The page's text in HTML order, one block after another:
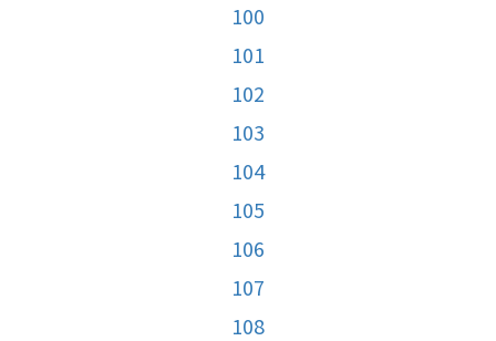
100
101
102
103
104
105
106
107
108